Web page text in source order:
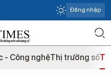
Đăng nhập
- Công nghệThị trường số